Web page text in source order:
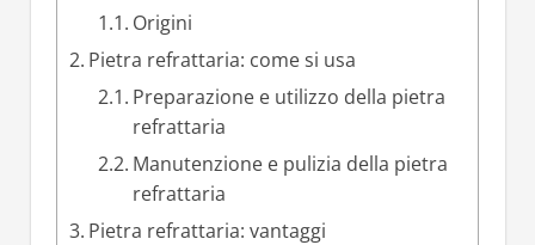
Origini
Pietra refrattaria: come si usa
Preparazione e utilizzo della pietra
refrattaria
Manutenzione e pulizia della pietra
refrattaria
Pietra refrattaria: vantaggi